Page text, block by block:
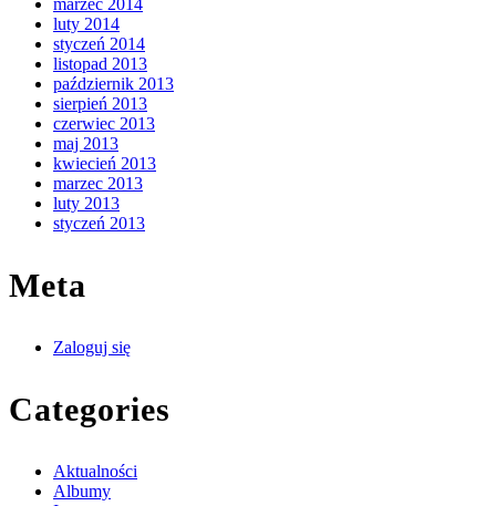
marzec 2014
luty 2014
styczeń 2014
listopad 2013
październik 2013
sierpień 2013
czerwiec 2013
maj 2013
kwiecień 2013
marzec 2013
luty 2013
styczeń 2013
Meta
Zaloguj się
Categories
Aktualności
Albumy